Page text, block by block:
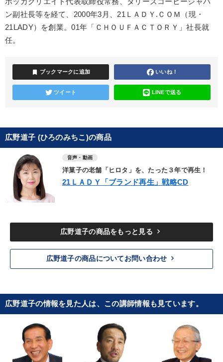
ン副社長等を経て、2000年3月、21ＬＡＤＹ.ＣＯＭ（現・
21LADY）を創業。01年「ＣＨＯＵＦＡＣＴＯＲＹ」社長就
任。
bookmark ブックマークに追加 いいね！
ツイート LINEで送る
広野道子 (ひろのみちこ)の商品
音声・動画
洋菓子の老舗「ヒロタ」を、たった３年で再生！
21ＬＡＤＹ「ブランド再生」戦略CD
広野道子の商品をもっと見る keyboard_arrow_right
広野道子の商品についてお問い合わせ keyboard_arrow_right
広野道子の情報を見た人は、この講師情報も見ています。